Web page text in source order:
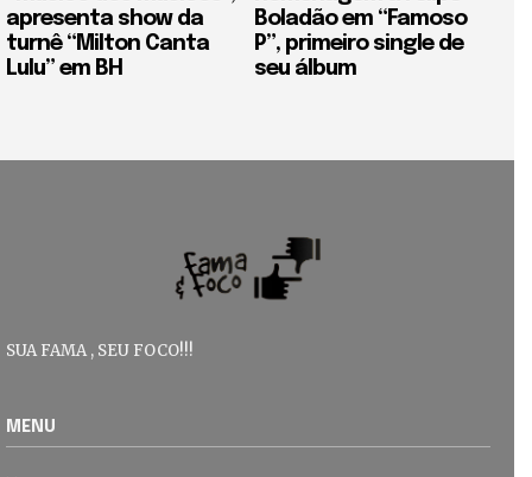
apresenta show da
turnê “Milton Canta
Lulu” em BH
Boladão em “Famoso
P”, primeiro single de
seu álbum
SUA FAMA , SEU FOCO!!!
MENU